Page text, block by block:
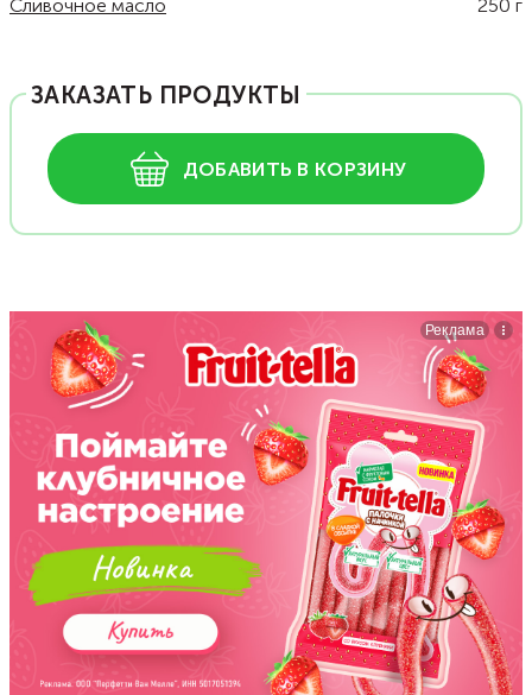
Сливочное масло 250 г
ЗАКАЗАТЬ ПРОДУКТЫ
ДОБАВИТЬ В КОРЗИНУ